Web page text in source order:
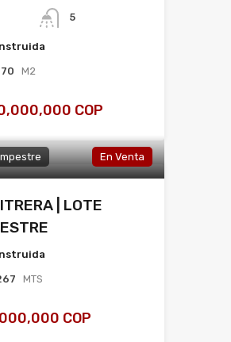
5
M2
COP
En Venta
| LOTE
MTS
COP